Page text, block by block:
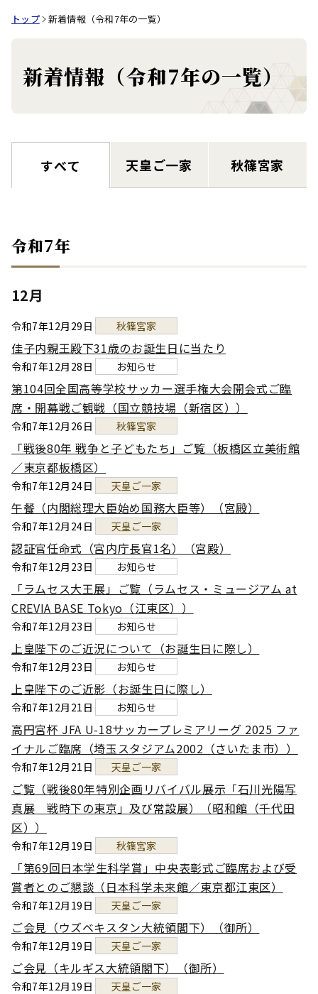
トップ 新着情報（令和7年の一覧）
新着情報（令和7年の一覧）
すべて 天皇ご一家 秋篠宮家
令和7年
12月
令和7年12月29日 秋篠宮家
佳子内親王殿下31歳のお誕生日に当たり
令和7年12月28日 お知らせ
第104回全国高等学校サッカー選手権大会開会式ご臨
席・開幕戦ご観戦（国立競技場（新宿区））
令和7年12月26日 秋篠宮家
「戦後80年 戦争と子どもたち」ご覧（板橋区立美術館
／東京都板橋区）
令和7年12月24日 天皇ご一家
午餐（内閣総理大臣始め国務大臣等）（宮殿）
令和7年12月24日 天皇ご一家
認証官任命式（宮内庁長官1名）（宮殿）
令和7年12月23日 お知らせ
「ラムセス大王展」ご覧（ラムセス・ミュージアム at
CREVIA BASE Tokyo（江東区））
令和7年12月23日 お知らせ
上皇陛下のご近況について（お誕生日に際し）
令和7年12月23日 お知らせ
上皇陛下のご近影（お誕生日に際し）
令和7年12月21日 お知らせ
高円宮杯 JFA U-18サッカープレミアリーグ 2025 ファ
イナルご臨席（埼玉スタジアム2002（さいたま市））
令和7年12月21日 天皇ご一家
ご覧（戦後80年特別企画リバイバル展示「石川光陽写
真展 戦時下の東京」及び常設展）（昭和館（千代田
区））
令和7年12月19日 秋篠宮家
「第69回日本学生科学賞」中央表彰式ご臨席および受
賞者とのご懇談（日本科学未来館／東京都江東区）
令和7年12月19日 天皇ご一家
ご会見（ウズベキスタン大統領閣下）（御所）
令和7年12月19日 天皇ご一家
ご会見（キルギス大統領閣下）（御所）
令和7年12月19日 天皇ご一家